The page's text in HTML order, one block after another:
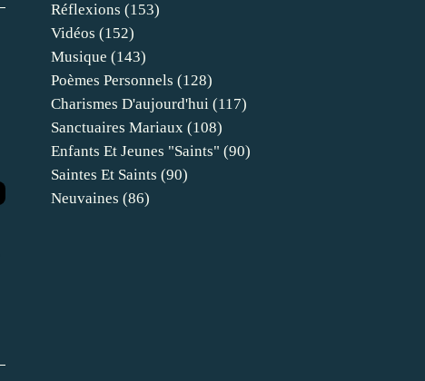
Réflexions (153)
Vidéos (152)
Musique (143)
Poèmes Personnels (128)
Charismes D'aujourd'hui (117)
Sanctuaires Mariaux (108)
Enfants Et Jeunes "saints" (90)
Saintes Et Saints (90)
Neuvaines (86)